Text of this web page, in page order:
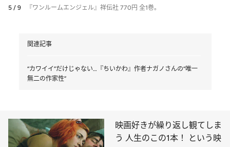
5 / 9 『ワンルームエンジェル』祥伝社 770円 全1巻。
関連記事
“カワイイ”だけじゃない…『ちいかわ』作者ナガノさんの“唯一
無二の作家性”
映画好きが繰り返し観てしま
う 人生のこの1本！ という映